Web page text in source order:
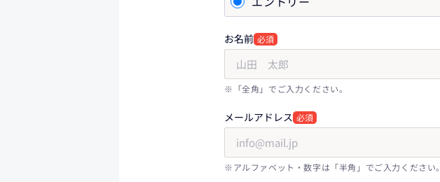
お名前 必須
※「全角」でご入力ください。
メールアドレス 必須
※アルファベット・数字は「半角」でご入力ください。